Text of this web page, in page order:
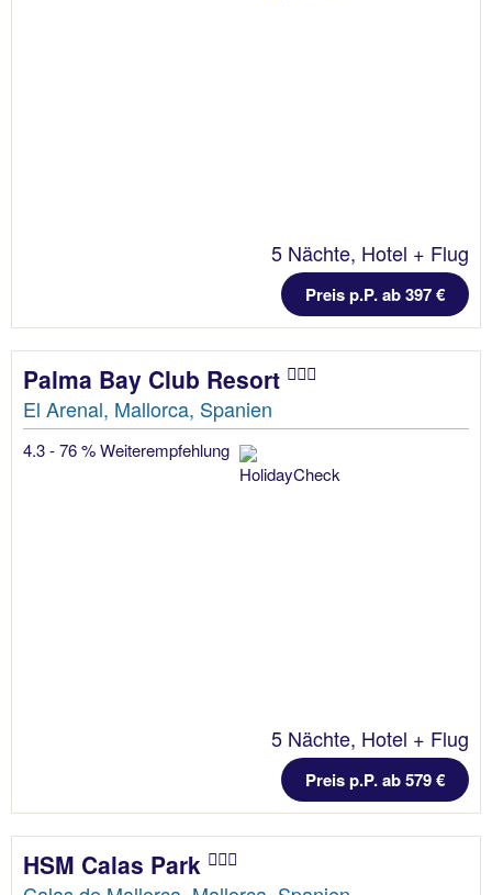
5 Nächte, Hotel + Flug
Preis p.P. ab 397 €
Palma Bay Club Resort
El Arenal, Mallorca, Spanien
4.3 - 76 % Weiterempfehlung
5 Nächte, Hotel + Flug
Preis p.P. ab 579 €
HSM Calas Park